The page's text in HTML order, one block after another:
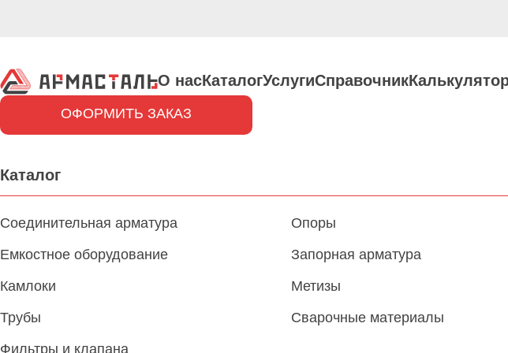
О насКаталогУслугиСправочник
ОФОРМИТЬ ЗАКАЗ
Каталог
Соединительная арматура
Емкостное оборудование
Камлоки
Трубы
Фильтры и клапана
Опоры
Запорная арматура
Метизы
Сварочные материалы